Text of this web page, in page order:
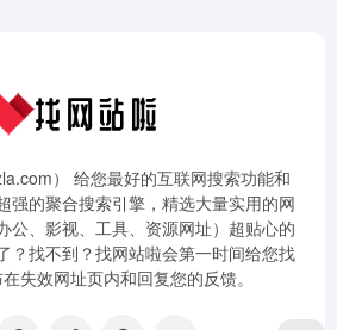
） 给您最好的互联网搜索功能和
强的聚合搜索引擎，精选大量实用的网
公、影视、工具、资源网址）超贴心的
？找不到？找网站啦会第一时间给您找
失效网址页内和回复您的反馈。